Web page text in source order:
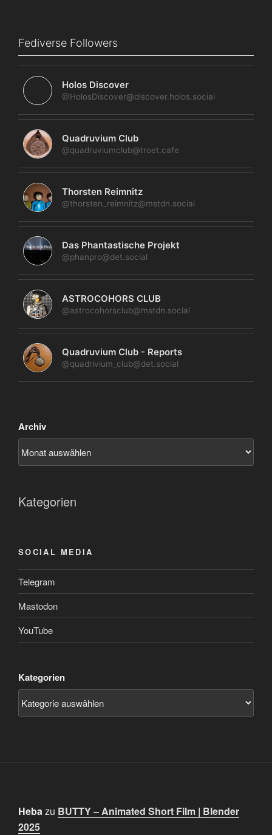
Fediverse Followers
Holos Discover
@HolosDiscover@discover.holos.social
Quadruvium Club
@quadruviumclub@troet.cafe
Thorsten Reimnitz
@thorsten_reimnitz@mstdn.social
Das Phantastische Projekt
@phanpro@det.social
ASTROCOHORS CLUB
@astrocohorsclub@mstdn.social
Quadruvium Club - Reports
@quadrivium_club@det.social
Archiv
Kategorien
SOCIAL MEDIA
Telegram
Mastodon
YouTube
Kategorien
Hebazu BUTTY – Animated Short Film | Blender
2025